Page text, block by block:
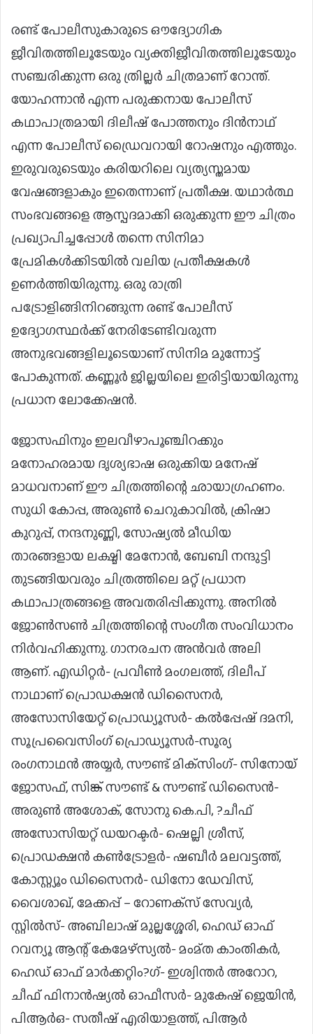
രണ്ട് പോലീസുകാരുടെ ഔദ്യോഗിക
ജീവിതത്തിലൂടേയും വ്യക്തിജീവിതത്തിലൂടേയും
സഞ്ചരിക്കുന്ന ഒരു ത്രില്ലർ ചിത്രമാണ് റോന്ത്.
യോഹന്നാൻ എന്ന പരുക്കനായ പോലീസ്
കഥാപാത്രമായി ദിലീഷ് പോത്തനും ദിൻനാഥ്
എന്ന പോലീസ് ഡ്രൈവറായി റോഷനും എത്തും.
ഇരുവരുടെയും കരിയറിലെ വ്യത്യസ്തമായ
വേഷങ്ങളാകും ഇതെന്നാണ് പ്രതീക്ഷ. യഥാർത്ഥ
സംഭവങ്ങളെ ആസ്പദമാക്കി ഒരുക്കുന്ന ഈ ചിത്രം
പ്രഖ്യാപിച്ചപ്പോൾ തന്നെ സിനിമാ
പ്രേമികൾക്കിടയിൽ വലിയ പ്രതീക്ഷകൾ
ഉണർത്തിയിരുന്നു. ഒരു രാത്രി
പട്രോളിങ്ങിനിറങ്ങുന്ന രണ്ട് പോലീസ്
ഉദ്യോഗസ്ഥർക്ക് നേരിടേണ്ടിവരുന്ന
അനുഭവങ്ങളിലൂടെയാണ് സിനിമ മുന്നോട്ട്
പോകുന്നത്. കണ്ണൂർ ജില്ലയിലെ ഇരിട്ടിയായിരുന്നു
പ്രധാന ലോക്കേഷൻ.
ജോസഫിനും ഇലവീഴാപൂഞ്ചിറക്കും
മനോഹരമായ ദൃശ്യഭാഷ ഒരുക്കിയ മനേഷ്
മാധവനാണ് ഈ ചിത്രത്തിന്റെ ഛായാഗ്രഹണം.
സുധി കോപ്പ, അരുൺ ചെറുകാവിൽ, ക്രിഷാ
കുറുപ്പ്, നന്ദനുണ്ണി, സോഷ്യൽ മീഡിയ
താരങ്ങളായ ലക്ഷ്മി മേനോൻ, ബേബി നന്ദുട്ടി
തുടങ്ങിയവരും ചിത്രത്തിലെ മറ്റ് പ്രധാന
കഥാപാത്രങ്ങളെ അവതരിപ്പിക്കുന്നു. അനിൽ
ജോൺസൺ ചിത്രത്തിന്റെ സംഗീത സംവിധാനം
നിർവഹിക്കുന്നു. ഗാനരചന അൻവർ അലി
ആണ്. എഡിറ്റർ- പ്രവീൺ മംഗലത്ത്, ദിലീപ്
നാഥാണ് പ്രൊഡക്ഷൻ ഡിസൈനർ,
അസോസിയേറ്റ് പ്രൊഡ്യൂസർ- കൽപ്പേഷ് ദമനി,
സൂപ്രവൈസിംഗ് പ്രൊഡ്യൂസർ-സൂര്യ
രംഗനാഥൻ അയ്യർ, സൗണ്ട് മിക്‌സിംഗ്- സിനോയ്
ജോസഫ്, സിങ്ക് സൗണ്ട് & സൗണ്ട് ഡിസൈൻ-
അരുൺ അശോക്, സോനു കെ.പി, ?ചീഫ്
അസോസിയറ്റ് ഡയറക്ടർ- ഷെല്ലി ശ്രീസ്,
പ്രൊഡക്ഷൻ കൺട്രോളർ- ഷബീർ മലവട്ടത്ത്,
കോസ്റ്റ്യൂം ഡിസൈനർ- ഡിനോ ഡേവിസ്,
വൈശാഖ്, മേക്കപ്പ് – റോണക്‌സ് സേവ്യർ,
സ്റ്റിൽസ്- അബിലാഷ് മുല്ലശ്ശേരി, ഹെഡ് ഓഫ്
റവന്യൂ ആന്റ് കേമേഴ്‌സ്യൽ- മംമ്ത കാംതികർ,
ഹെഡ് ഓഫ് മാർക്കറ്റിം?ഗ്- ഇശ്വിന്തർ അറോറ,
ചീഫ് ഫിനാൻഷ്യൽ ഓഫീസർ- മുകേഷ് ജെയിൻ,
പിആർഒ- സതീഷ് എരിയാളത്ത്, പിആർ